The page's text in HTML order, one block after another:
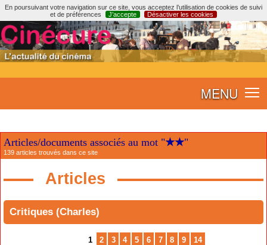
En poursuivant votre navigation sur ce site, vous acceptez l’utilisation de cookies de suivi
et de préférences
J’accepte Désactiver les cookies
MENU
Articles/documents associés au mot "★★"
139 articles trouvés dans ce site
Articles
Critiques (Charles)
1 2 3 4 5 6 7 8 9 14